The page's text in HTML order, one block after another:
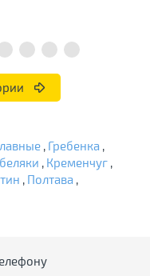
, Гребенка ,
, Кременчуг ,
, Полтава ,